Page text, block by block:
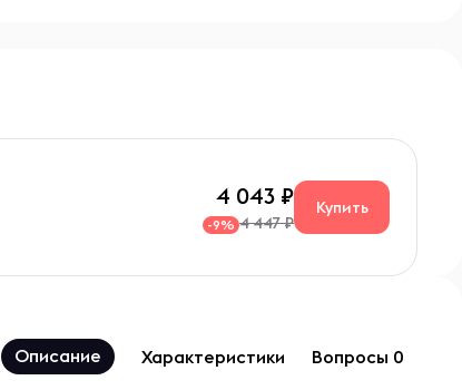
4 043
-9% 4 447 ₽
Купить
Описание Характеристики Вопросы 0